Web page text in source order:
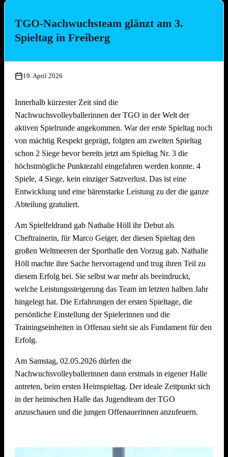
Die Platzierungen im Überblick:
2.
5.
Die drei Muscheltiere
Die Aperolis
7.
Strandkinder
8.
Die Gartenzwerge
9.
Auf die Mütze
10.
Knaller
11.
Die Heilige Dreifaltigkeit
Wir freuen uns schon jetzt auf den5. Offenauer
Beachvolleyball Cup Ende Juni 2027– und hoffen, euch
alle (wieder) auf dem Sand begrüßen zu dürfen!
eine Story! Gleich in ihrem ersten Jahr im Spielbetrieb
sichern sich die Spielerinnen der TGO den Meistertitel in
Nord.
Beim ersten Heimspieltag der Vereinsgeschichte legte das
besser geht’s nicht! Mit einer perfekten Bilanz von 9 Siegen
aus 9 Spielen stehen die TGO-Youngsters verdient ganz oben
auf dem Treppchen.
Von Spieltag zu Spieltag hat sich das siebenköpfige Team
gesteigert. Im Training wurde konzentriert gearbeitet, auf dem
Feld klappte das Zusammenspiel immer besser. Und auch
wenn es mal eng wurde: Die Mädels bewiesen Nervenstärke,
holten Rückstände auf, drehten Spiele zu ihren Gunsten und
Klar, dass auch das Trainerteam um Marco Geiger und
Nathalie Höll mächtig stolz ist – sie haben einen großen
Anteil an diesem Erfolg! Mit viel Einsatz, Geduld und
Herzblut haben sie die Youngsters der TGO begleitet.
Bevor es in die Sommerpause geht, wartet noch ein
Highlight: Am kommenden Samstag steht das Team beim
Wolleball-Kapp auf dem Feld und freut sich auf die erste
Teilnahme am traditionellen Turnier.
Ein großes Dankeschön geht außerdem an den gesamten
U17-Staff rund um Jasmin Kiffner, Christian Schröer, Joel
Schröer, Aldi Fiolka und Jonathan Höll, die vor dem
Heimspieltag alle Hände voll zu tun hatten. Und natürlich
auch ein dickes Danke an alle Kuchenbäckerinnen und -
TGO-Nachwuchsteam glänzt am 3.
Spieltag in Freiberg
19. April 2026
Innerhalb kürzester Zeit sind die
Nachwuchsvolleyballerinnen der TGO in der Welt der
aktiven Spielrunde angekommen. War der erste Spieltag noch
von mächtig Respekt geprägt, folgten am zweiten Spieltag
schon 2 Siege bevor bereits jetzt am Spieltag Nr. 3 die
höchstmögliche Punktezahl eingefahren werden konnte. 4
Spiele, 4 Siege, kein einziger Satzverlust. Das ist eine
Entwicklung und eine bärenstarke Leistung zu der die ganze
Abteilung gratuliert.
Am Spielfeldrand gab Nathalie Höll ihr Debut als
Cheftrainerin, für Marco Geiger, der diesen Spieltag den
großen Weltmeeren der Sporthalle den Vorzug gab. Nathalie
Höll machte ihre Sache hervorragend und trug ihren Teil zu
diesem Erfolg bei. Sie selbst war mehr als beeindruckt,
welche Leistungssteigerung das Team im letzten halben Jahr
hingelegt hat. Die Erfahrungen der ersten Spieltage, die
persönliche Einstellung der Spielerinnen und die
Trainingseinheiten in Offenau sieht sie als Fundament für den
Erfolg.
Am Samstag, 02.05.2026 dürfen die
Nachwuchsvolleyballerinnen dann erstmals in eigener Halle
antreten, beim ersten Heimspieltag. Der ideale Zeitpunkt sich
in der heimischen Halle das Jugendteam der TGO
anzuschauen und die jungen Offenauerinnen anzufeuern.